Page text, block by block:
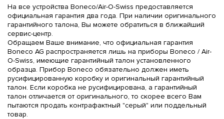
На все устройства Boneco/Air-O-Swiss предоставляется
официальная гарантия два года. При наличии оригинального
гарантийного талона, Вы можете обратиться в ближайший
сервис-центр.
Обращаем Ваше внимание, что официальная гарантия
Boneco AG распространяется лишь на приборы Boneco / Air-
O-Swiss, имеющие гарантийный талон установленного
образца. Прибор Boneco обязательно должен иметь
русифицированную коробку и оригинальный гарантийный
талон. Если коробка не русифицирована, а гарантийный
талон отличается от оригинального, то скорее всего Вам
пытаются продать контрафактный "серый" или поддельный
товар.